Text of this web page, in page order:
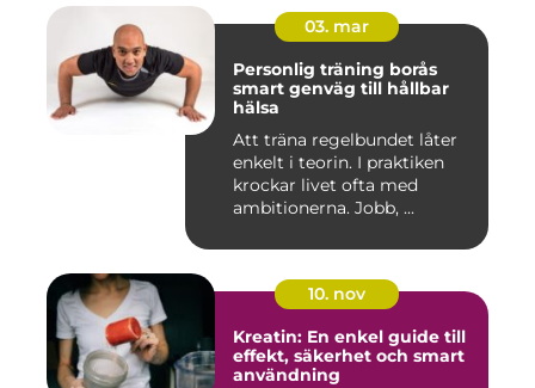
03. mar
Personlig träning borås
smart genväg till hållbar
hälsa
Att träna regelbundet låter
enkelt i teorin. I praktiken
krockar livet ofta med
ambitionerna. Jobb, ...
10. nov
Kreatin: En enkel guide till
effekt, säkerhet och smart
användning